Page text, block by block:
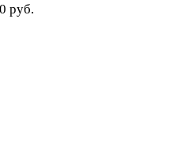
руб.